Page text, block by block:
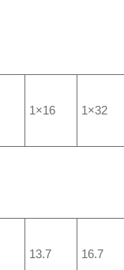
1×16 1×32
13.7 16.7